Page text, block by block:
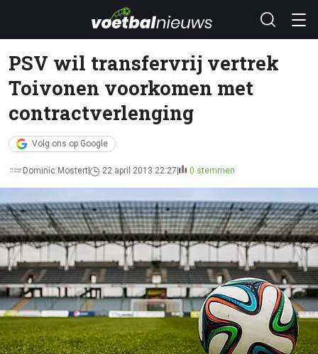
PSV wil transfervrij vertrek
Toivonen voorkomen met
contractverlenging
Volg ons op Google
Dominic Mostert 22 april 2013 22:27 0 stemmen